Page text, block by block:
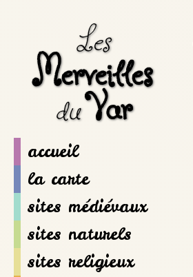
Les
Merveilles
duVar
accueil
la carte
sites médiévaux
sites naturels
sites religieux